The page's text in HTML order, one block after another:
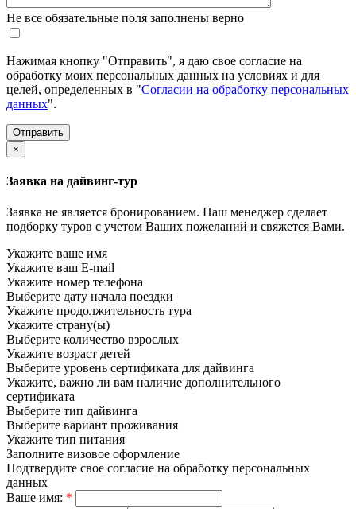
Не все обязательные поля заполнены верно
Нажимая кнопку "Отправить", я даю свое согласие на
обработку моих персональных данных на условиях и для
целей, определенных в "Согласии на обработку персональных
данных".
×
Заявка на дайвинг-тур
Заявка не является бронированием. Наш менеджер сделает
подборку туров с учетом Ваших пожеланий и свяжется Вами.
Укажите ваше имя
Укажите ваш E-mail
Укажите номер телефона
Выберите дату начала поездки
Укажите продолжительность тура
Укажите страну(ы)
Выберите количество взрослых
Укажите возраст детей
Выберите уровень сертификата для дайвинга
Укажите, важно ли вам наличие дополнительного
сертификата
Выберите тип дайвинга
Выберите вариант проживания
Укажите тип питания
Заполните визовое оформление
Подтвердите свое согласие на обработку персональных
данных
Ваше имя: *